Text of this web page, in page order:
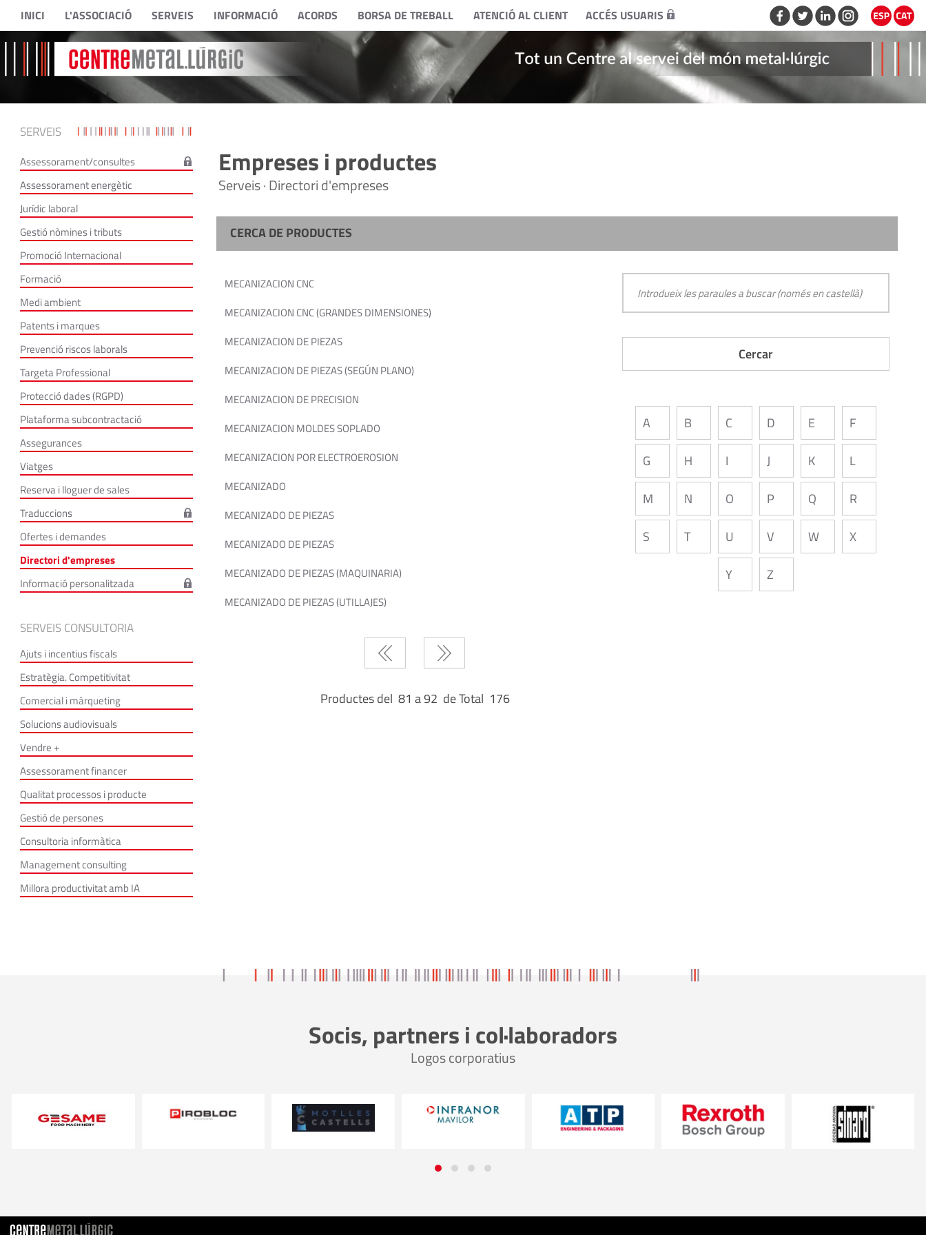
INICI L'ASSOCIACIÓ SERVEIS INFORMACIÓ ACORDS BORSA DE TREBALL ATENCIÓ AL CLIENT ACCÉS USUARIS
SERVEIS
Assessorament/consultes
Assessorament energètic
Jurídic laboral
Gestió nòmines i tributs
Promoció Internacional
Formació
Medi ambient
Patents i marques
Prevenció riscos laborals
Targeta Professional
Protecció dades (RGPD)
Plataforma subcontractació
Assegurances
Viatges
Reserva i lloguer de sales
Traduccions
Ofertes i demandes
Directori d'empreses
Informació personalitzada
SERVEIS CONSULTORIA
Ajuts i incentius fiscals
Estratègia. Competitivitat
Comercial i màrqueting
Solucions audiovisuals
Vendre +
Assessorament financer
Qualitat processos i producte
Gestió de persones
Consultoria informàtica
Management consulting
Millora productivitat amb IA
Empreses i productes
Serveis · Directori d'empreses
CERCA DE PRODUCTES
MECANIZACION CNC
MECANIZACION CNC (GRANDES DIMENSIONES)
MECANIZACION DE PIEZAS
MECANIZACION DE PIEZAS (SEGÚN PLANO)
MECANIZACION DE PRECISION
MECANIZACION MOLDES SOPLADO
MECANIZACION POR ELECTROEROSION
MECANIZADO
MECANIZADO DE PIEZAS
MECANIZADO DE PIEZAS
MECANIZADO DE PIEZAS (MAQUINARIA)
MECANIZADO DE PIEZAS (UTILLAJES)
Productes del 81 a 92 de Total 176
A B C D E F
G H I J K L
M N O P Q R
S T U V W X
Y Z
Socis, partners i col·laboradors
Logos corporatius